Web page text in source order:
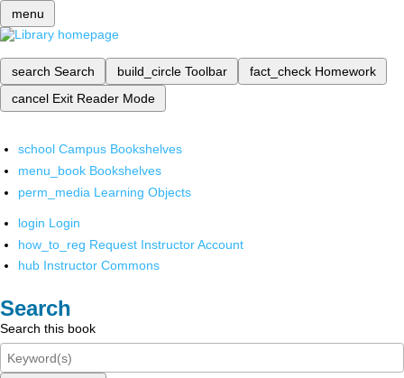
menu
search Search build_circle Toolbar fact_check Homework
cancel Exit Reader Mode
school Campus Bookshelves
menu_book Bookshelves
perm_media Learning Objects
login Login
how_to_reg Request Instructor Account
hub Instructor Commons
Search
Search this book